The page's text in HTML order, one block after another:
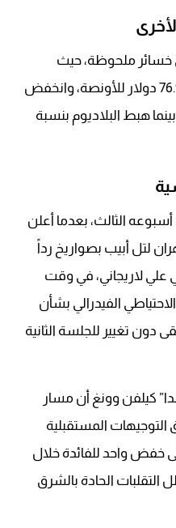
خسائر ملحوظة، حيث
تراجعت الفضة بنسبة 3% إلى 76.90 دولار للأونصة، وانخفض
إلى 2056.05 دولار، بينما هبط البلاديوم بنسبة
الثالث، بعدما أعلن
لتل أبيب بصواريخ رداً
علي لاريجاني، في وقت
الفيدرالي بشأن
دون تغيير للجلسة الثانية
كيلفن وونغ أن مسار
المستقبلية
خفض واحد للفائدة خلال
الحادة بالشرق